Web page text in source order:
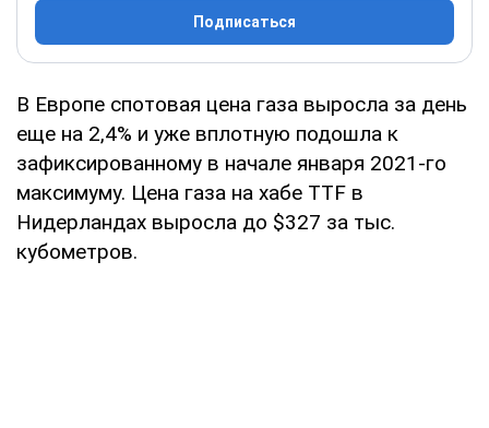
Подписаться
В Европе спотовая цена газа выросла за день
еще на 2,4% и уже вплотную подошла к
зафиксированному в начале января 2021-го
максимуму. Цена газа на хабе TTF в
Нидерландах выросла до $327 за тыс.
кубометров.